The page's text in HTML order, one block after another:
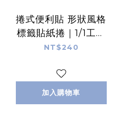
捲式便利貼 形狀風格
標籤貼紙捲｜1/1工作
室
NT$240
加入購物車